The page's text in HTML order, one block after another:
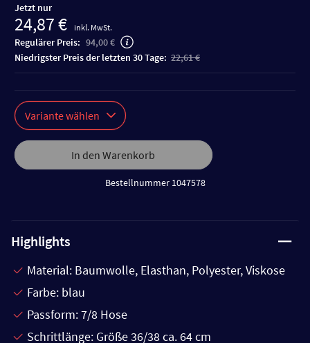
Jetzt nur
24,87 € inkl. MwSt.
Regulärer Preis: 94,00 €
niedrigster Preis der letzten 30 Tage: 22,61 €
Variante wählen
In den Warenkorb
Bestellnummer 1047578
Highlights
Material: Baumwolle, Elasthan, Polyester, Viskose
Farbe: blau
Passform: 7/8 Hose
Schrittlänge: Größe 36/38 ca. 64 cm